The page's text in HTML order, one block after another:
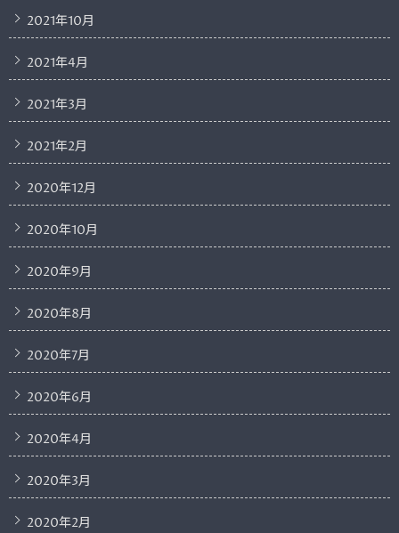
2021年10月
2021年4月
2021年3月
2021年2月
2020年12月
2020年10月
2020年9月
2020年8月
2020年7月
2020年6月
2020年4月
2020年3月
2020年2月